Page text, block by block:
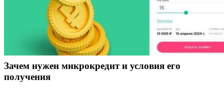
Зачем нужен микрокредит и условия его
получения